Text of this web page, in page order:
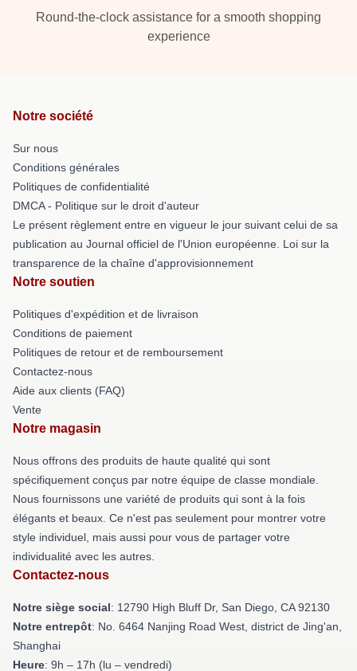
Round-the-clock assistance for a smooth shopping
experience
Notre société
Sur nous
Conditions générales
Politiques de confidentialité
DMCA - Politique sur le droit d'auteur
Le présent règlement entre en vigueur le jour suivant celui de sa
publication au Journal officiel de l'Union européenne. Loi sur la
transparence de la chaîne d'approvisionnement
Notre soutien
Politiques d'expédition et de livraison
Conditions de paiement
Politiques de retour et de remboursement
Contactez-nous
Aide aux clients (FAQ)
Vente
Notre magasin
Nous offrons des produits de haute qualité qui sont
spécifiquement conçus par notre équipe de classe mondiale.
Nous fournissons une variété de produits qui sont à la fois
élégants et beaux. Ce n'est pas seulement pour montrer votre
style individuel, mais aussi pour vous de partager votre
individualité avec les autres.
Contactez-nous
Notre siège social: 12790 High Bluff Dr, San Diego, CA 92130
Notre entrepôt: No. 6464 Nanjing Road West, district de Jing'an,
Shanghai
Heure: 9h – 17h (lu – vendredi)